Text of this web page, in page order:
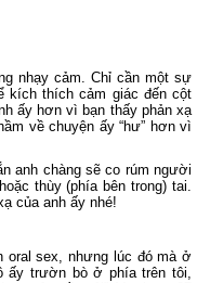
nhạy cảm. Chỉ cần một sự
kích thích cảm giác đến cột
ấy hơn vì bạn thấy phản xạ
về chuyện ấy “hư” hơn vì
anh chàng sẽ co rúm người
thùy (phía bên trong) tai.
của anh ấy nhé!
oral sex, nhưng lúc đó mà ở
ấy trườn bò ở phía trên tôi,